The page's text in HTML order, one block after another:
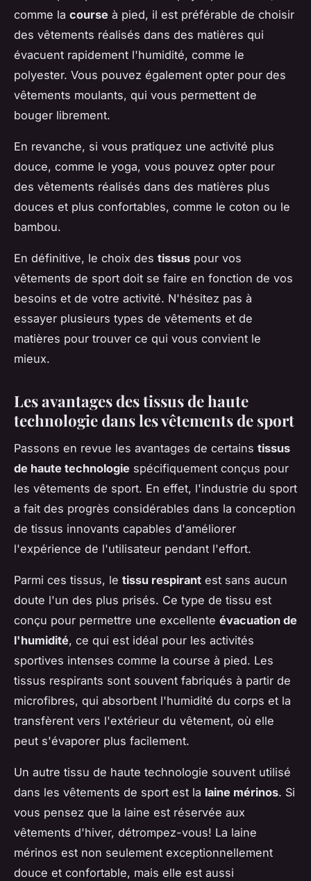
comme la course à pied, il est préférable de choisir
des vêtements réalisés dans des matières qui
évacuent rapidement l'humidité, comme le
polyester. Vous pouvez également opter pour des
vêtements moulants, qui vous permettent de
bouger librement.
En revanche, si vous pratiquez une activité plus
douce, comme le yoga, vous pouvez opter pour
des vêtements réalisés dans des matières plus
douces et plus confortables, comme le coton ou le
bambou.
En définitive, le choix des tissus pour vos
vêtements de sport doit se faire en fonction de vos
besoins et de votre activité. N'hésitez pas à
essayer plusieurs types de vêtements et de
matières pour trouver ce qui vous convient le
mieux.
Les avantages des tissus de haute
technologie dans les vêtements de sport
Passons en revue les avantages de certains tissus
de haute technologie spécifiquement conçus pour
les vêtements de sport. En effet, l'industrie du sport
a fait des progrès considérables dans la conception
de tissus innovants capables d'améliorer
l'expérience de l'utilisateur pendant l'effort.
Parmi ces tissus, le tissu respirant est sans aucun
doute l'un des plus prisés. Ce type de tissu est
conçu pour permettre une excellente évacuation de
l'humidité, ce qui est idéal pour les activités
sportives intenses comme la course à pied. Les
tissus respirants sont souvent fabriqués à partir de
microfibres, qui absorbent l'humidité du corps et la
transfèrent vers l'extérieur du vêtement, où elle
peut s'évaporer plus facilement.
Un autre tissu de haute technologie souvent utilisé
dans les vêtements de sport est la laine mérinos. Si
vous pensez que la laine est réservée aux
vêtements d'hiver, détrompez-vous! La laine
mérinos est non seulement exceptionnellement
douce et confortable, mais elle est aussi